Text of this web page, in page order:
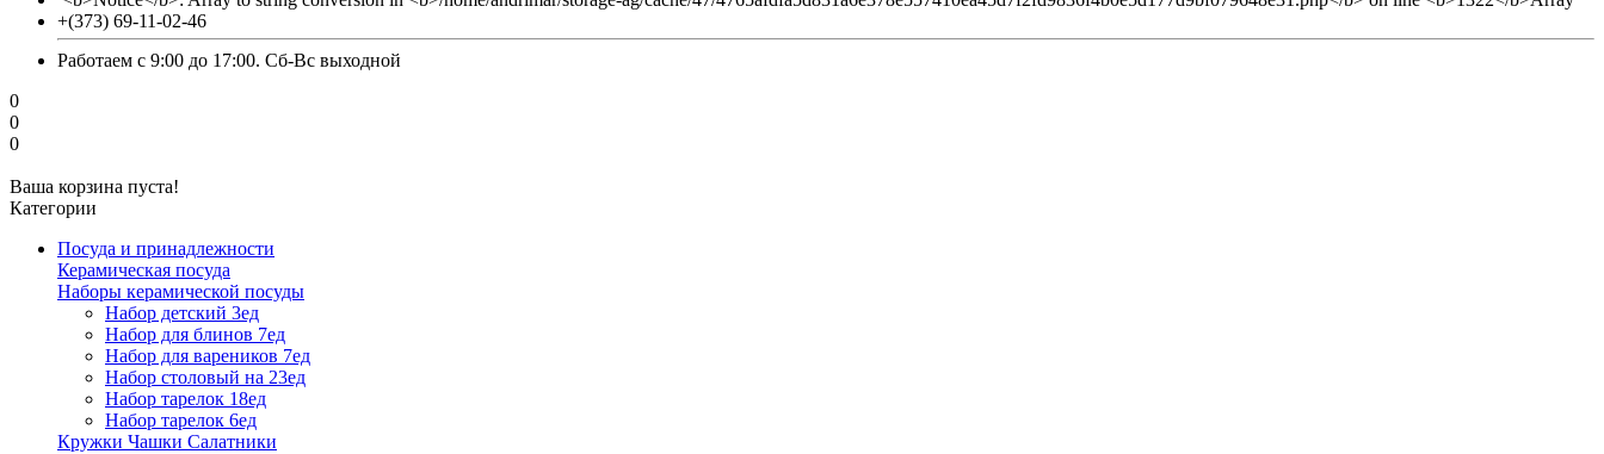
+(373) 69-11-02-46
Работаем с 9:00 до 17:00. Сб-Вс выходной
0
0
0
Ваша корзина пуста!
Категории
Посуда и принадлежности
Керамическая посуда
Наборы керамической посуды
Набор детский 3ед
Набор для блинов 7ед
Набор для вареников 7ед
Набор столовый на 23ед
Набор тарелок 18ед
Набор тарелок 6ед
Кружки Чашки Салатники